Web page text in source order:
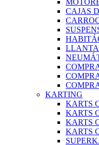
CAJAS
KARTING
KARTS
KARTS
KARTS
KARTS